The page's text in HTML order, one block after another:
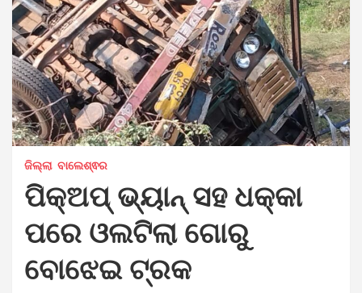
ଜିଲ୍ଲା ବାଲେଶ୍ଵର
ପିକ୍‌ଅପ୍‌ ଭ୍ୟାନ୍‌ ସହ ଧକ୍କା
ପରେ ଓଲଟିଲା ଗୋରୁ
ବୋଝେଇ ଟ୍ରକ